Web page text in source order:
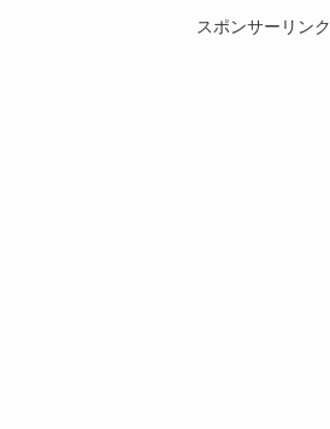
スポンサーリンク